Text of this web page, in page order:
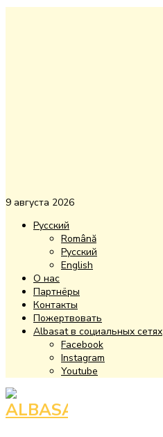
9 августа 2026
Русский
Română
Русский
English
О нас
Партнёры
Контакты
Пожертвовать
Albasat в социальных сетях
Facebook
Instagram
Youtube
Facebook
Instagram
Youtube